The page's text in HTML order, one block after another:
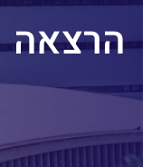
הרצאה